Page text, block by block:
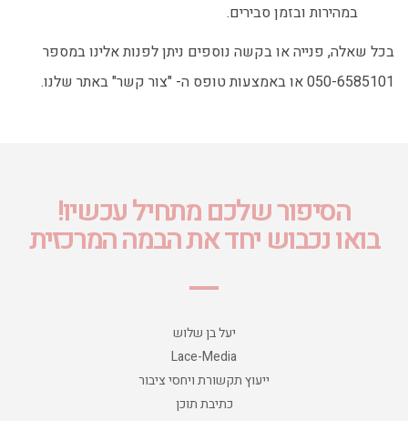
במהירות ובזמן סבירים.
בכל שאלה, פנייה או בקשה נוספים ניתן לפנות אלינו במספר
050-6585101 או באמצעות טופס ה- "צור קשר" באתר שלנו.
הסיפור שלכם מתחיל עכשיו!
בואו נכבוש יחד את הבמה המרכזית
יעל בן שלוש
Lace-Media
ייעוץ תקשורת ויחסי ציבור
כתיבת תוכן